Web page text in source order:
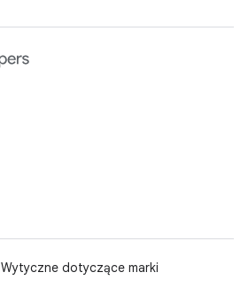
Wytyczne dotyczące marki